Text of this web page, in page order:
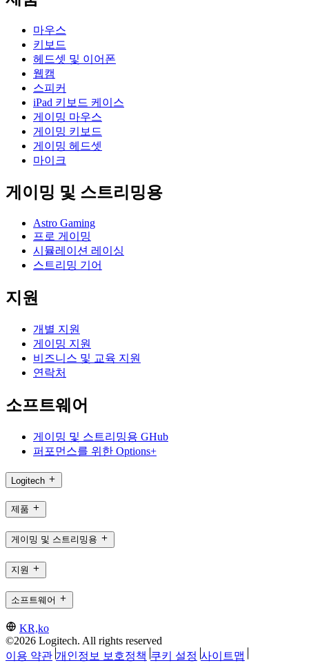
마우스
키보드
헤드셋 및 이어폰
웹캠
스피커
iPad 키보드 케이스
게이밍 마우스
게이밍 키보드
게이밍 헤드셋
마이크
게이밍 및 스트리밍용
Astro Gaming
프로 게이밍
시뮬레이션 레이싱
스트리밍 기어
지원
개별 지원
게이밍 지원
비즈니스 및 교육 지원
연락처
소프트웨어
게이밍 및 스트리밍용 GHub
퍼포먼스를 위한 Options+
Logitech
제품
게이밍 및 스트리밍용
지원
소프트웨어
KR,ko
©2026 Logitech. All rights reserved
이용 약관 개인정보 보호정책 쿠키 설정 사이트맵